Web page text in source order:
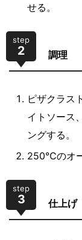
せる。
step
2 調理
ピザクラス
イトソース
ングする。
250℃のオー
step
3 仕上げ